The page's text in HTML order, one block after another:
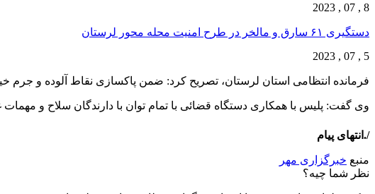
8 , 07 , 2023
دستگیری ۶۱ سارق و مالخر در طرح امنیت محله محور لرستان
5 , 07 , 2023
فرمانده انتظامی استان لرستان، تصریح کرد: ضمن پاکسازی نقاط آلوده و جرم خیز و کشف مقادیری انواع مواد مخدر، ۶۴
وی گفت: پلیس با همکاری دستگاه قضائی با تمام توان با دارندگان سلاح و
/.انتهای پیام
منبع خبرگزاری مهر
نظر شما چیه؟